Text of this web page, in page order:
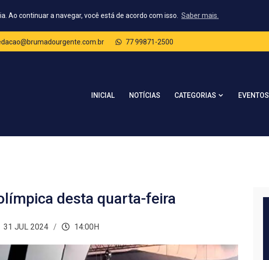
Ao continuar a navegar, você está de acordo com isso. Saber mais.
77 99871-2500
INICIAL NOTÍCIAS CATEGORIAS EVENTOS
desta quarta-feira
31 JUL 2024 14:00H